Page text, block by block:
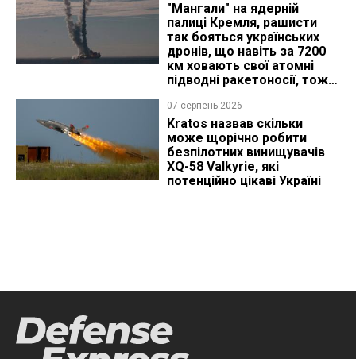
"Мангали" на ядерній
палиці Кремля, рашисти
так бояться українських
дронів, що навіть за 7200
км ховають свої атомні
підводні ракетоносії, тож
07 серпень 2026
Kratos назвав скільки
може щорічно робити
безпілотних винищувачів
XQ-58 Valkyrie, які
потенційно цікаві Україні